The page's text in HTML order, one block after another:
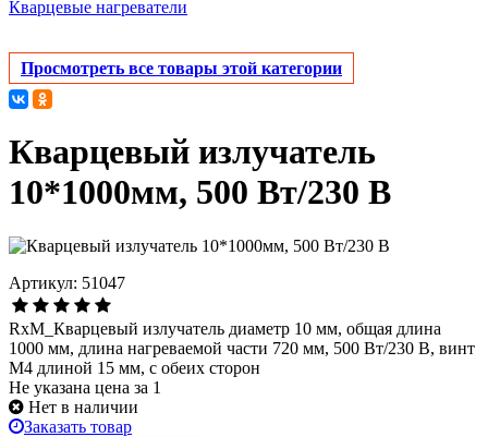
Кварцевые нагреватели
Просмотреть все товары этой категории
Кварцевый излучатель
10*1000мм, 500 Вт/230 В
Артикул: 51047
RxM_Кварцевый излучатель диаметр 10 мм, общая длина
1000 мм, длина нагреваемой части 720 мм, 500 Вт/230 В, винт
М4 длиной 15 мм, с обеих сторон
Не указана цена за 1
Нет в наличии
Заказать товар